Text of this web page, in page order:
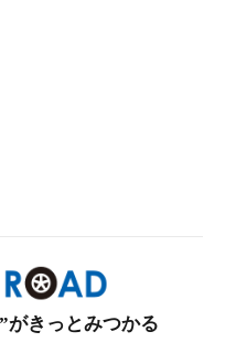
がきっとみつかる